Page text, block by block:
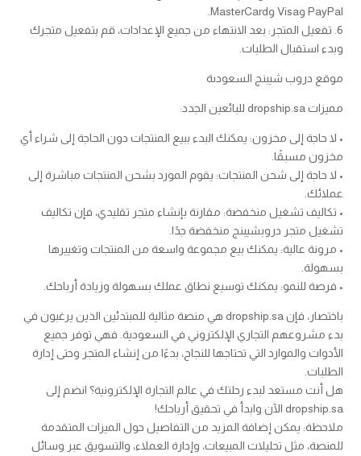
PayPal وVisa وMasterCard.
6. تفعيل المتجر: بعد الانتهاء من جميع الإعدادات، قم بتفعيل متجرك
وبدء استقبال الطلبات.
موقع دروب شيبنج السعودىة
مميزات dropship.sa للبائعين الجدد:
• لا حاجة إلى مخزون: يمكنك البدء ببيع المنتجات دون الحاجة إلى شراء أي
مخزون مسبقًا.
• لا حاجة إلى شحن المنتجات: يقوم المورد بشحن المنتجات مباشرة إلى
عملائك.
• تكاليف تشغيل منخفضة: مقارنة بإنشاء متجر تقليدي، فإن تكاليف
تشغيل متجر دروبشيبنج منخفضة جدًا.
• مرونة عالية: يمكنك بيع مجموعة واسعة من المنتجات وتغييرها
بسهولة.
• فرصة للنمو: يمكنك توسيع نطاق عملك بسهولة وزيادة أرباحك.
باختصار، فإن dropship.sa هي منصة مثالية للمبتدئين الذين يرغبون في
بدء مشروعهم التجاري الإلكتروني في السعودية. فهي توفر جميع
الأدوات والموارد التي تحتاجها للنجاح، بدءًا من إنشاء المتجر وحتى إدارة
الطلبات.
هل أنت مستعد لبدء رحلتك في عالم التجارة الإلكترونية؟ انضم إلى
dropship.sa الآن وابدأ في تحقيق أرباحك!
ملاحظة: يمكن إضافة المزيد من التفاصيل حول الميزات المتقدمة
للمنصة، مثل تحليلات المبيعات، وإدارة العملاء، والتسويق عبر وسائل